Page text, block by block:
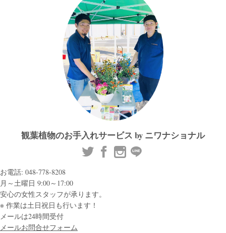
観葉植物のお手入れサービス by ニワナショナル
お電話: 048-778-8208
月～土曜日 9:00～17:00
安心の女性スタッフが承ります。
※ 作業は土日祝日も行います！
メールは24時間受付
メールお問合せフォーム